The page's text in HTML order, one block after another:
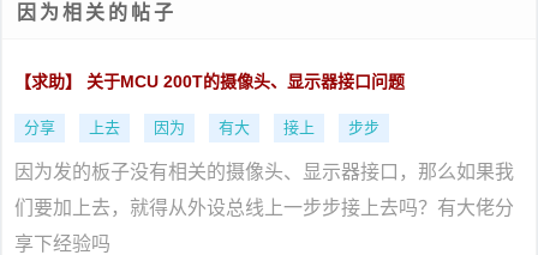
因为相关的帖子
【求助】 关于MCU 200T的摄像头、显示器接口问题
分享 上去 因为 有大 接上 步步
因为发的板子没有相关的摄像头、显示器接口，那么如果我
们要加上去，就得从外设总线上一步步接上去吗？有大佬分
享下经验吗